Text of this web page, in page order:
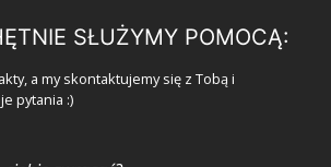
SŁUŻYMY POMOCĄ:
a my skontaktujemy się z Tobą i
pytania :)